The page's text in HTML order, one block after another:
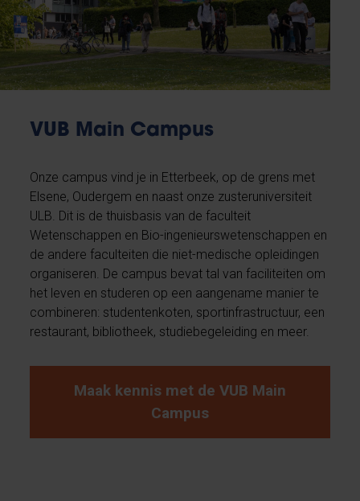
VUB Main Campus
Onze campus vind je in Etterbeek, op de grens met
Elsene, Oudergem en naast onze zusteruniversiteit
ULB. Dit is de thuisbasis van de faculteit
Wetenschappen en Bio-ingenieurswetenschappen en
de andere faculteiten die niet-medische opleidingen
organiseren. De campus bevat tal van faciliteiten om
het leven en studeren op een aangename manier te
combineren: studentenkoten, sportinfrastructuur, een
restaurant, bibliotheek, studiebegeleiding en meer.
Maak kennis met de VUB Main
Campus